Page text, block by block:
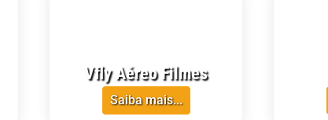
Vfly Aéreo Filmes
Saiba mais...